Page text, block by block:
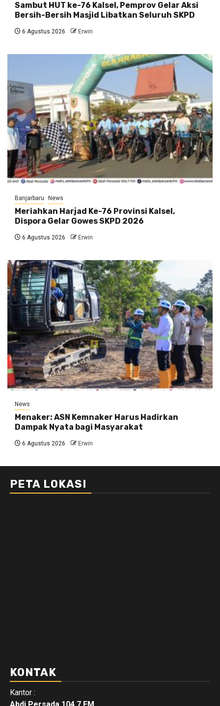
Sambut HUT ke-76 Kalsel, Pemprov Gelar Aksi
Bersih-Bersih Masjid Libatkan Seluruh SKPD
6 Agustus 2026 Erwin
Banjarbaru News
Meriahkan Harjad Ke-76 Provinsi Kalsel,
Dispora Gelar Gowes SKPD 2026
6 Agustus 2026 Erwin
News
Menaker: ASN Kemnaker Harus Hadirkan
Dampak Nyata bagi Masyarakat
6 Agustus 2026 Erwin
PETA LOKASI
KONTAK
Kantor :